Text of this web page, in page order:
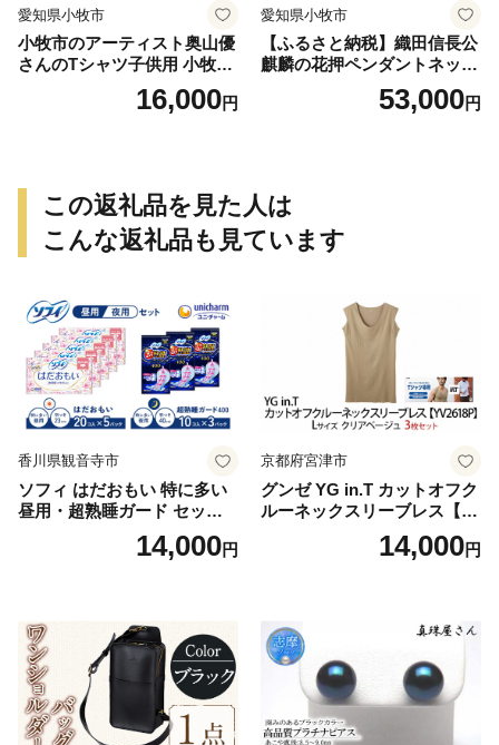
愛知県小牧市
小牧市のアーティスト奥山優
さんのTシャツ子供用 小牧市
16,000円
愛知県小牧市
【ふるさと納税】織田信長公
麒麟の花押ペンダントネック
53,000円
この返礼品を見た人は
こんな返礼品も見ています
香川県観音寺市
ソフィ はだおもい 特に多い
昼用・超熟睡ガード セット
羽付き ナプキン 生理用品 サ
ニタリー ユニ・チャーム
14,000円
京都府宮津市
グンゼ YG in.T カットオフク
ルーネックスリーブレス【Y
V2618P】Lサイズ クリアベ
ージュ3枚セット [№5716-04
14,000円